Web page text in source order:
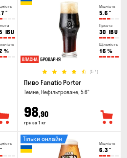
°
IBU
%
Міцність
5.6 °
Гіркота
30 IBU
Щільність
16 %
(57)
Пиво Fanatic Porter
Темне, Нефільтроване, 5.6°
98,90
грн за 1 кг
°
Міцність
6.3°
Тільки онлайн